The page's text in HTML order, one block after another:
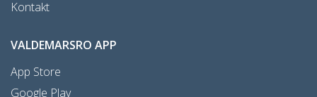
Kontakt
VALDEMARSRO APP
App Store
Google Play